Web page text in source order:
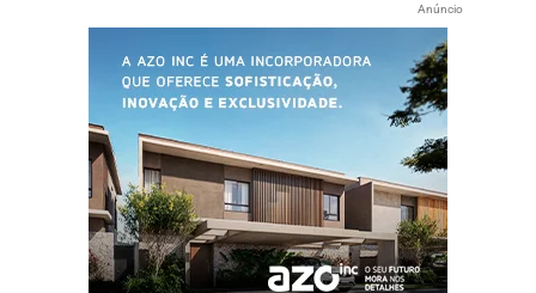
Anúncio